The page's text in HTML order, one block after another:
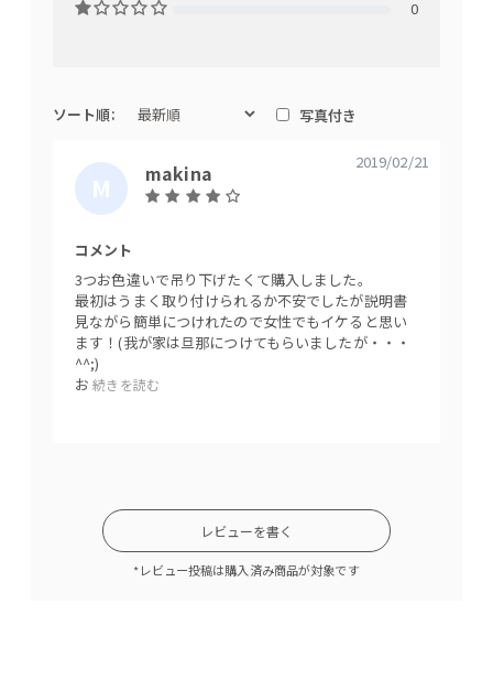
0
ソート順: 写真付き
M
A
K
I
N
A
makina 2019/02/21
コメント
3つお色違いで吊り下げたくて購入しました。
最初はうまく取り付けられるか不安でしたが説明書
見ながら簡単につけれたので女性でもイケると思い
ます！(我が家は旦那につけてもらいましたが・・・
^^;)
お続きを読む
レビューを書く
*レビュー投稿は購入済み商品が対象です